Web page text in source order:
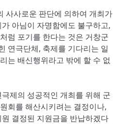
사사로운 판단에 의하여 개최가
아님이 자명함에도 불구하고,
럼 포기를 한다는 것은 거창군
연극단체, 축제를 기다리는 일
는 배신행위라고 밖에 할 수 없
제의 성공적인 개최를 위해 군
회를 해산시키려는 결정이나,
결정된 지원금을 반납하겠다